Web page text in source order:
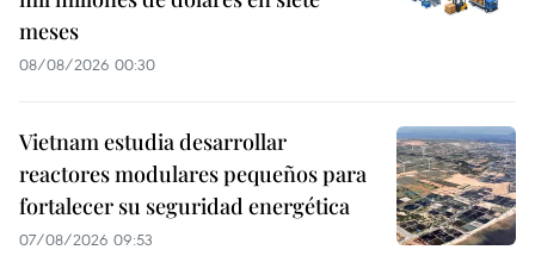
meses
08/08/2026 00:30
Vietnam estudia desarrollar
reactores modulares pequeños para
fortalecer su seguridad energética
07/08/2026 09:53